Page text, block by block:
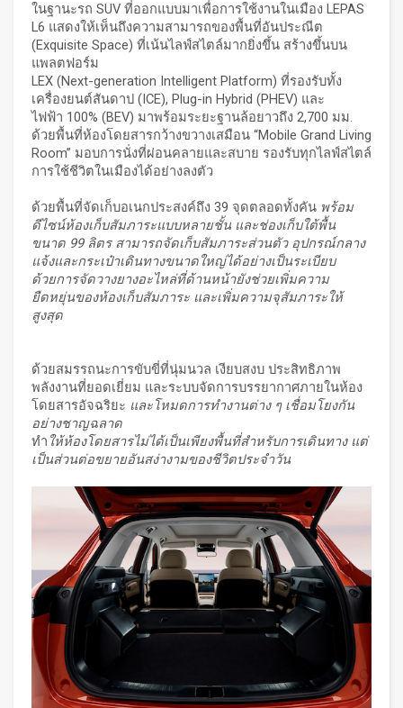
ในฐานะรถ SUV ที่ออกแบบมาเพื่อการใช้งานในเมือง LEPAS
L6 แสดงให้เห็นถึงความสามารถของพื้นที่อันประณีต
(Exquisite Space) ที่เน้นไลฟ์สไตล์มากยิ่งขึ้น สร้างขึ้นบน
แพลตฟอร์ม
LEX (Next-generation Intelligent Platform) ที่รองรับทั้ง
เครื่องยนต์สันดาป (ICE), Plug-in Hybrid (PHEV) และ
ไฟฟ้า 100% (BEV) มาพร้อมระยะฐานล้อยาวถึง 2,700 มม.
ด้วยพื้นที่ห้องโดยสารกว้างขวางเสมือน “Mobile Grand Living
Room” มอบการนั่งที่ผ่อนคลายและสบาย รองรับทุกไลฟ์สไตล์
การใช้ชีวิตในเมืองได้อย่างลงตัว
ด้วยพื้นที่จัดเก็บอเนกประสงค์ถึง 39 จุดตลอดทั้งคัน พร้อม
ดีไซน์ห้องเก็บสัมภาระแบบหลายชั้น และช่องเก็บใต้พื้น
ขนาด 99 ลิตร สามารถจัดเก็บสัมภาระส่วนตัว อุปกรณ์กลาง
แจ้งและกระเป๋าเดินทางขนาดใหญ่ได้อย่างเป็นระเบียบ
ด้วยการจัดวางยางอะไหล่ที่ด้านหน้ายังช่วยเพิ่มความ
ยืดหยุ่นของห้องเก็บสัมภาระ และเพิ่มความจุสัมภาระให้
สูงสุด
ด้วยสมรรถนะการขับขี่ที่นุ่มนวล เงียบสงบ ประสิทธิภาพ
พลังงานที่ยอดเยี่ยม และระบบจัดการบรรยากาศภายในห้อง
โดยสารอัจฉริยะ และโหมดการทำงานต่าง ๆ เชื่อมโยงกัน
อย่างชาญฉลาด
ทำ ให้ห้องโดยสารไม่ได้เป็นเพียงพื้นที่สำหรับการเดินทาง แต่
เป็นส่วนต่อขยายอันสง่างามของชีวิตประจำวัน